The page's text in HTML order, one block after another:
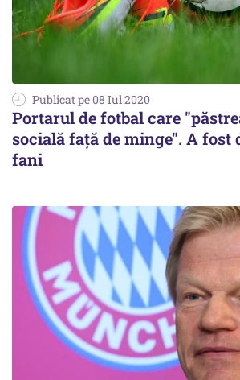
Publicat pe 08 Iul 2020
Portarul de fotbal care
socială faţă de minge". A fost
fani